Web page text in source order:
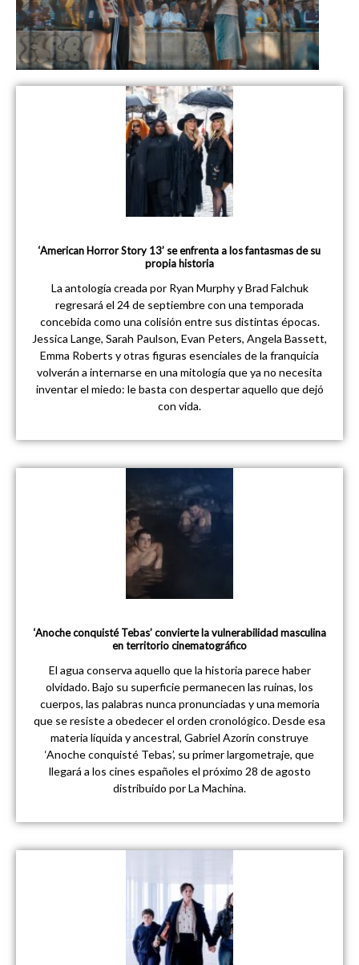
‘American Horror Story 13’ se enfrenta a los fantasmas de su
propia historia
La antología creada por Ryan Murphy y Brad Falchuk
regresará el 24 de septiembre con una temporada
concebida como una colisión entre sus distintas épocas.
Jessica Lange, Sarah Paulson, Evan Peters, Angela Bassett,
Emma Roberts y otras figuras esenciales de la franquicia
volverán a internarse en una mitología que ya no necesita
inventar el miedo: le basta con despertar aquello que dejó
con vida.
‘Anoche conquisté Tebas’ convierte la vulnerabilidad masculina
en territorio cinematográfico
El agua conserva aquello que la historia parece haber
olvidado. Bajo su superficie permanecen las ruinas, los
cuerpos, las palabras nunca pronunciadas y una memoria
que se resiste a obedecer el orden cronológico. Desde esa
materia líquida y ancestral, Gabriel Azorín construye
‘Anoche conquisté Tebas’, su primer largometraje, que
llegará a los cines españoles el próximo 28 de agosto
distribuido por La Machina.